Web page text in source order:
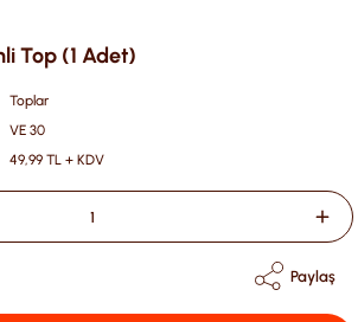
Top (1 Adet)
Toplar
VE 30
49,99 TL + KDV
Paylaş